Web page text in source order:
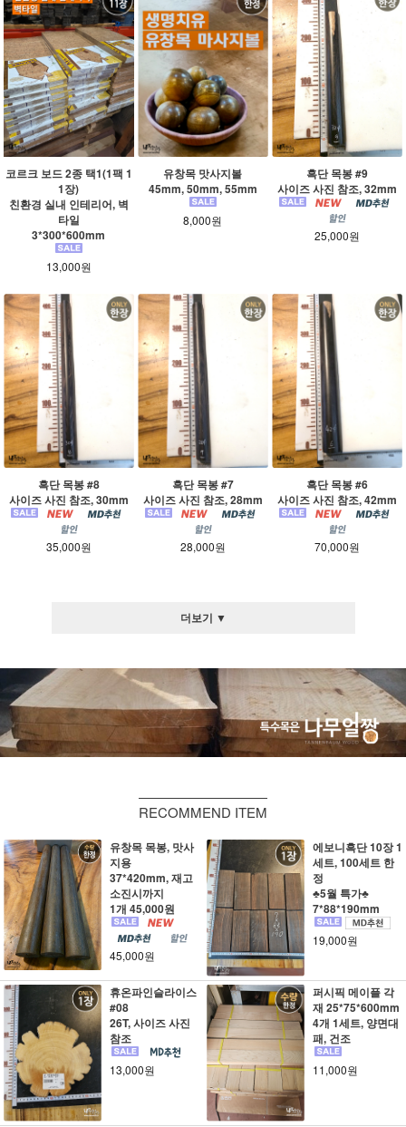
코르크 보드 2종 택1(1팩 1
1장)
친환경 실내 인테리어, 벽
타일
3*300*600mm
13,000원
유창목 맛사지볼
45mm, 50mm, 55mm
8,000원
흑단 목봉 #9
사이즈 사진 참조, 32mm
25,000원
흑단 목봉 #8
사이즈 사진 참조, 30mm
35,000원
흑단 목봉 #7
사이즈 사진 참조, 28mm
28,000원
흑단 목봉 #6
사이즈 사진 참조, 42mm
70,000원
더보기 ▼
RECOMMEND ITEM
유창목 목봉, 맛사
지용
37*420mm, 재고
소진시까지
1개 45,000원
45,000원
에보니흑단 10장 1
세트, 100세트 한
정
♣5월 특가♣
7*88*190mm
19,000원
휴온파인슬라이스
#08
26T, 사이즈 사진
참조
13,000원
퍼시픽 메이플 각
재 25*75*600mm
4개 1세트, 양면대
패, 건조
11,000원